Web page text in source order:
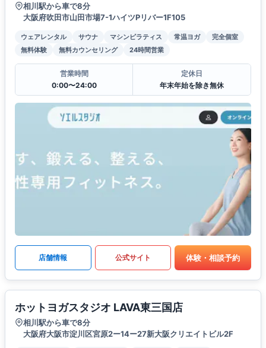
相川駅から車で8分
大阪府吹田市山田市場7-1ハイツPリバー1F105
ウェアレンタル サウナ マシンピラティス 常温ヨガ
完全個室
無料体験
無料カウンセリング 24時間営業
営業時間
0:00〜24:00
定休日
年末年始を除き無休
店舗情報 公式サイト 体験・相談予約
ホットヨガスタジオ LAVA東三国店
相川駅から車で8分
大阪府大阪市淀川区宮原2ー14ー27新大阪クリエイトビル2F